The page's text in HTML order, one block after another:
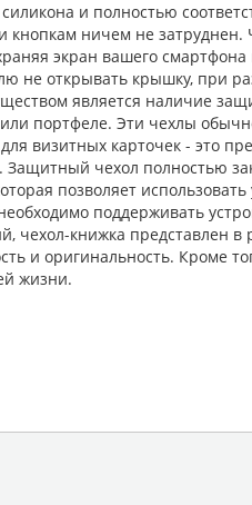
и полностью
ничем не затруднен.
экран вашего смартфона
не открывать крышку, при
является наличие
портфеле. Эти чехлы
визитных карточек - это
Защитный чехол полностью
позволяет
поддерживать
чехол-книжка представлен в
и оригинальность. Кроме
жизни.